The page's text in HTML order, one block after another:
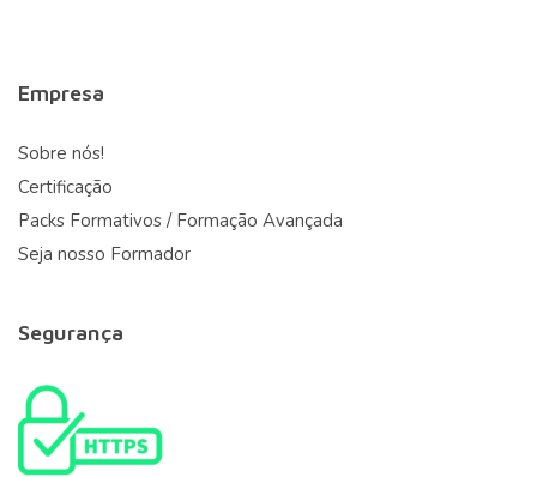
Empresa
Sobre nós!
Certificação
Packs Formativos / Formação Avançada
Seja nosso Formador
Segurança